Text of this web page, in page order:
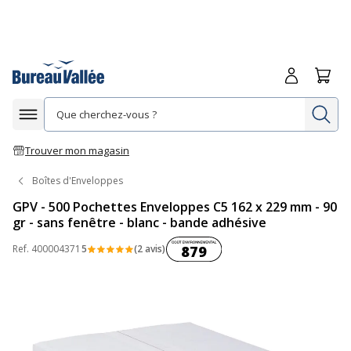
Afficher la navigation
Trouver mon magasin
Me
Boîtes d'Enveloppes
GPV - 500 Pochettes Enveloppes C5 162 x 229 mm - 90
gr - sans fenêtre - blanc - bande adhésive
Ref. 400004371 5 (2 avis)Coût environnemental :
879